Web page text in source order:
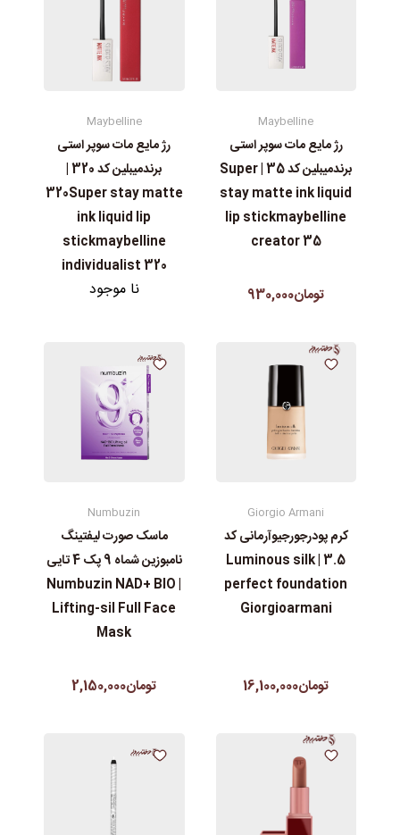
Maybelline
رژ مایع مات سوپر استی‌
برندمیبلین کد 35 | Super
stay matte ink liquid
lip stickmaybelline
creator 35
تومان930,000
Maybelline
رژ مایع مات سوپر استی‌
برندمیبلین کد 320 |
320Super stay matte
ink liquid lip
stickmaybelline
individualist 320
نا موجود
Giorgio Armani
کرم پودرجورجیوآرمانی کد
3.5 | Luminous silk
perfect foundation
Giorgioarmani
تومان16,100,000
Numbuzin
ماسک صورت لیفتینگ
نامبوزین شماه 9 پک 4 تایی
| Numbuzin NAD+ BIO
Lifting-sil Full Face
Mask
تومان2,150,000